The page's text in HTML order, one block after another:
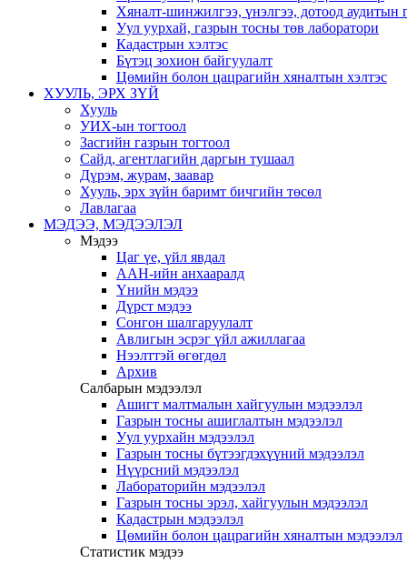
Хяналт-шинжилгээ, үнэлгээ, дотоод аудитын
Уул уурхай, газрын тосны төв лаборатори
Кадастрын хэлтэс
Бүтэц зохион байгуулалт
Цөмийн болон цацрагийн хяналтын хэлтэс
ХУУЛЬ, ЭРХ ЗҮЙ
Хууль
УИХ-ын тогтоол
Засгийн газрын тогтоол
Сайд, агентлагийн даргын тушаал
Дүрэм, журам, заавар
Хууль, эрх зүйн баримт бичгийн төсөл
Лавлагаа
МЭДЭЭ, МЭДЭЭЛЭЛ
Мэдээ
Цаг үе, үйл явдал
ААН-ийн анхааралд
Үнийн мэдээ
Дүрст мэдээ
Сонгон шалгаруулалт
Авлигын эсрэг үйл ажиллагаа
Нээлттэй өгөгдөл
Архив
Салбарын мэдээлэл
Ашигт малтмалын хайгуулын мэдээлэл
Газрын тосны ашиглалтын мэдээлэл
Уул уурхайн мэдээлэл
Газрын тосны бүтээгдэхүүний мэдээлэл
Нүүрсний мэдээлэл
Лабораторийн мэдээлэл
Газрын тосны эрэл, хайгуулын мэдээлэл
Кадастрын мэдээлэл
Цөмийн болон цацрагийн хяналтын мэдээлэл
Статистик мэдээ